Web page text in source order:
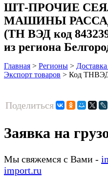
ШТ-ПРОЧИЕ
МАШИНЫ
(ТН ВЭД код
из региона
Главная > Регионы >
Экспорт товаров > Код
Поделиться
Заявка на
Мы свяжемся с Вами -
import.ru